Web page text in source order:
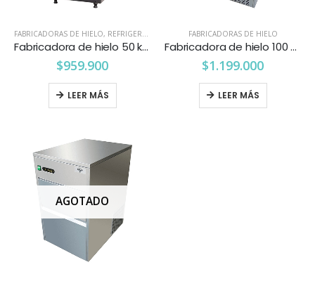
FABRICADORAS DE HIELO, REFRIGERACION
Fabricadora de hielo 50 kgs. Ventus
$959.900
LEER MÁS
FABRICADORAS DE HIELO
Fabricadora de hielo 100 kgs. Maigas
$1.199.000
LEER MÁS
AGOTADO